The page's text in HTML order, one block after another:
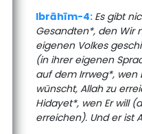
Ibrāhīm-4: Es gibt
Gesandten*, den Wir
eigenen Volkes
(in ihrer eigenen
auf dem Irrweg*, wen
wünscht, Allah zu
Hidayet*, wen Er will
erreichen). Und er ist